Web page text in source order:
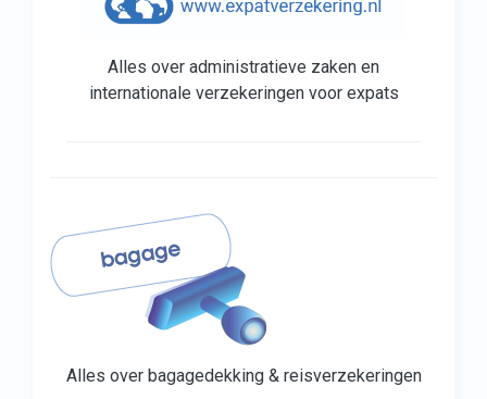
Alles over administratieve zaken en
internationale verzekeringen voor expats
Alles over bagagedekking & reisverzekeringen